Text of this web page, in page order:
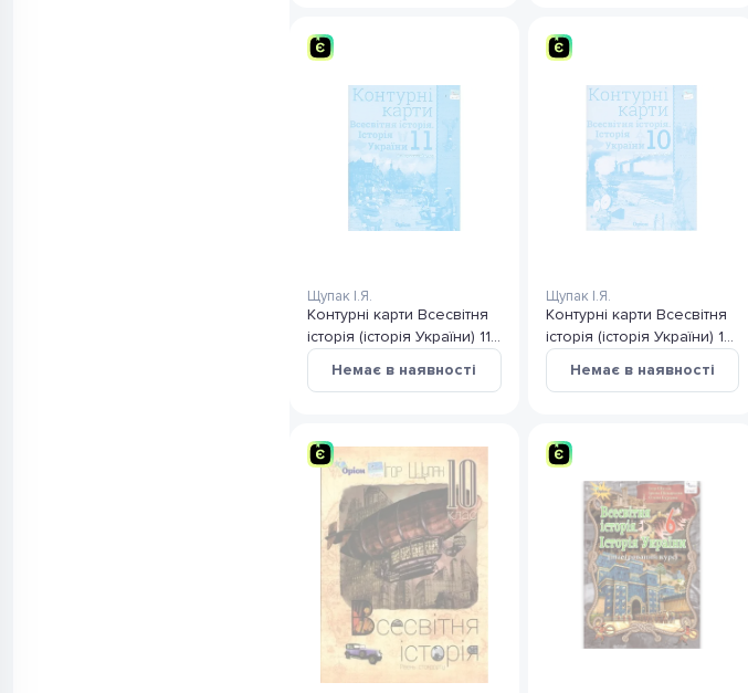
Щупак І.Я.
Контурні карти Всесвітня
історія (історія України) 11
клас
Немає в наявності
Щупак І.Я.
Контурні карти Всесвітня
історія (історія України) 10
клас
Немає в наявності